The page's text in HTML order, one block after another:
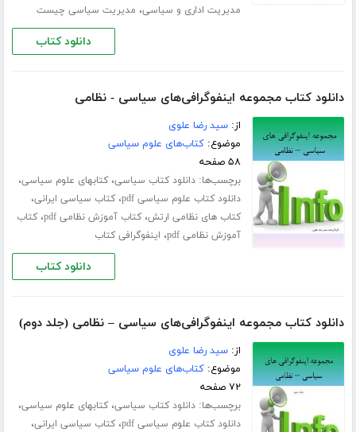
مدیریت اداری و سیاسی، مدیریت سیاسی چیست
دانلود کتاب
دانلود کتاب مجموعه اینفوگرافی‌های سیاسی - نظامی
از:سید رضا علوی
موضوع:کتاب‌های علوم سیاسی
۵۸ صفحه
برچسب‌ها:دانلود کتاب سیاسی،کتابهای علوم سیاسی،
دانلود کتاب علوم سیاسی pdf ،کتاب سیاسی ایرانی،
کتاب های نظامی ارتش،کتاب آموزش نظامی pdf ،کتاب
آموزش نظامی pdf
، اینفوگرافی کتاب
دانلود کتاب
دانلود کتاب مجموعه اینفوگرافی‌های سیاسی – نظامی (جلد دوم)
از:سید رضا علوی
موضوع:کتاب‌های علوم سیاسی
۷۲ صفحه
برچسب‌ها:دانلود کتاب سیاسی،کتابهای علوم سیاسی،
دانلود کتاب علوم سیاسی pdf ،کتاب سیاسی ایرانی،